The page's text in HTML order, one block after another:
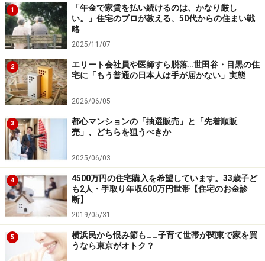
フォームが必要かを検討。それにかかる予算をしっかり
見込むようにしましょう。
併せて、近い将来に必要となるリフォームについても考
えておきたいもの。水廻りの交換などでは、百万円単位
のお金が必要になるものもあります。資金計画に入れて
おきたいですね。
中古住宅の購入の際は、新築住宅とは異なる費用がかか
ります。事前にしっかり確認。後で困ることのないよう
にしておきましょう。
※記事内容は執筆時点のものです。最新の内容をご確認くださ
い。
本記事の内容は一般的な情報提供を目的としており、特定の金融
商品や投資行動を推奨するものではありません。
投資や資産運用に関する最終的なご判断はご自身の責任において
行ってください。
掲載情報の正確性・完全性については十分に配慮しております
が、その内容を保証するものではなく、これに基づく損失・損害
1
「年金で家賃を払い続けるのは、かなり厳し
い。」住宅のプロが教える、50代からの住まい戦
略
2025/11/07
2
エリート会社員や医師すら脱落…世田谷・目黒の住
宅に「もう普通の日本人は手が届かない」実態
2026/06/05
3
都心マンションの「抽選販売」と「先着順販
売」、どちらを狙うべきか
2025/06/03
4
4500万円の住宅購入を希望しています。33歳子ど
も2人・手取り年収600万円世帯【住宅のお金診
断】
2019/05/31
5
横浜民から恨み節も……子育て世帯が関東で家を買
うなら東京がオトク？